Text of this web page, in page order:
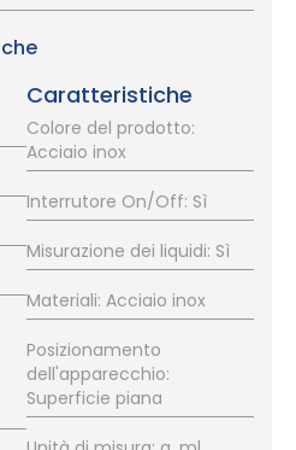
Caratteristiche
Colore del prodotto:
Acciaio inox
Interrutore On/Off: Sì
Misurazione dei liquidi: Sì
Materiali: Acciaio inox
Posizionamento
dell'apparecchio:
Superficie piana